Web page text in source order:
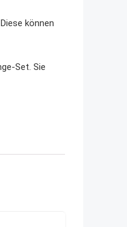
können
Set. Sie